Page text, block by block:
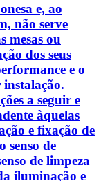
e, ao
não serve
mesas ou
dos seus
e o
a seguir e
àquelas
e fixação de
senso de
de limpeza
iluminação e